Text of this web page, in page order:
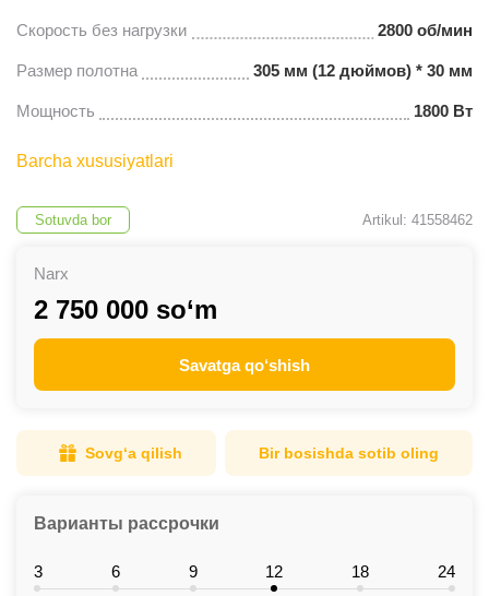
Скорость без нагрузки 2800 об/мин
Размер полотна 305 мм (12 дюймов) * 30 мм
Мощность 1800 Вт
Barcha xususiyatlari
Sotuvda bor Artikul: 41558462
Narx
2 750 000 so‘m
Savatga qo‘shish
Sovg‘a qilish Bir bosishda sotib oling
Варианты рассрочки
3 6 9 12 18 24